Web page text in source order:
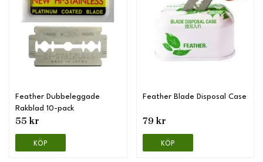
Feather Dubbeleggade
Rakblad 10-pack
55 kr
KÖP
Feather Blade Disposal Case
79 kr
KÖP